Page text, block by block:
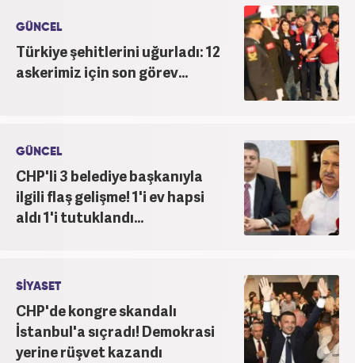
GÜNCEL
Türkiye şehitlerini uğurladı: 12
askerimiz için son görev...
GÜNCEL
CHP'li 3 belediye başkanıyla
ilgili flaş gelişme! 1'i ev hapsi
aldı 1'i tutuklandı...
SİYASET
CHP'de kongre skandalı
İstanbul'a sıçradı! Demokrasi
yerine rüşvet kazandı